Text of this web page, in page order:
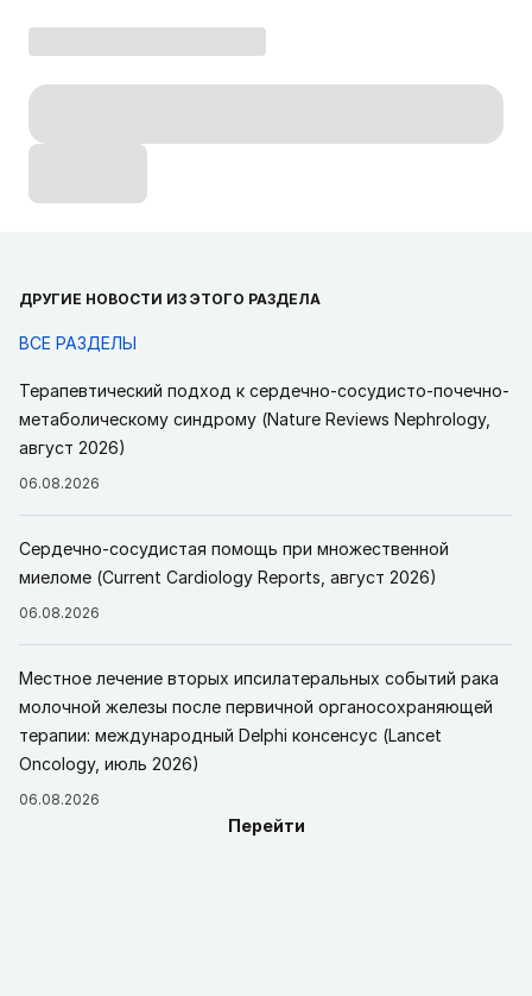
ДРУГИЕ НОВОСТИ ИЗ ЭТОГО РАЗДЕЛА
ВСЕ РАЗДЕЛЫ
Терапевтический подход к сердечно-сосудисто-почечно-
метаболическому синдрому (Nature Reviews Nephrology,
август 2026)
06.08.2026
Сердечно-сосудистая помощь при множественной
миеломе (Current Cardiology Reports, август 2026)
06.08.2026
Местное лечение вторых ипсилатеральных событий рака
молочной железы после первичной органосохраняющей
терапии: международный Delphi консенсус (Lancet
Oncology, июль 2026)
06.08.2026
Перейти